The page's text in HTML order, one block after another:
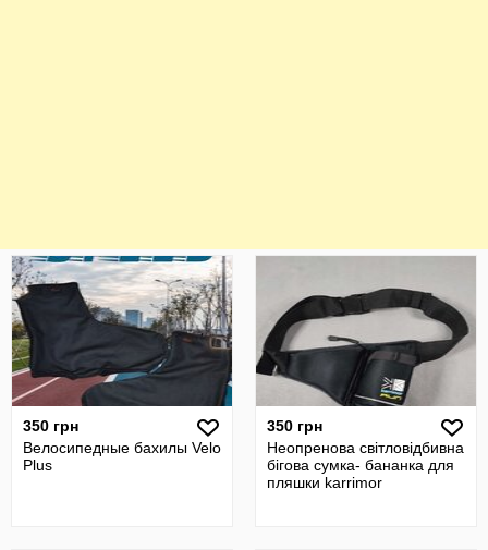
350 грн
Велосипедные бахилы Velo
Plus
350 грн
Неопренова світловідбивна
бігова сумка- бананка для
пляшки karrimor